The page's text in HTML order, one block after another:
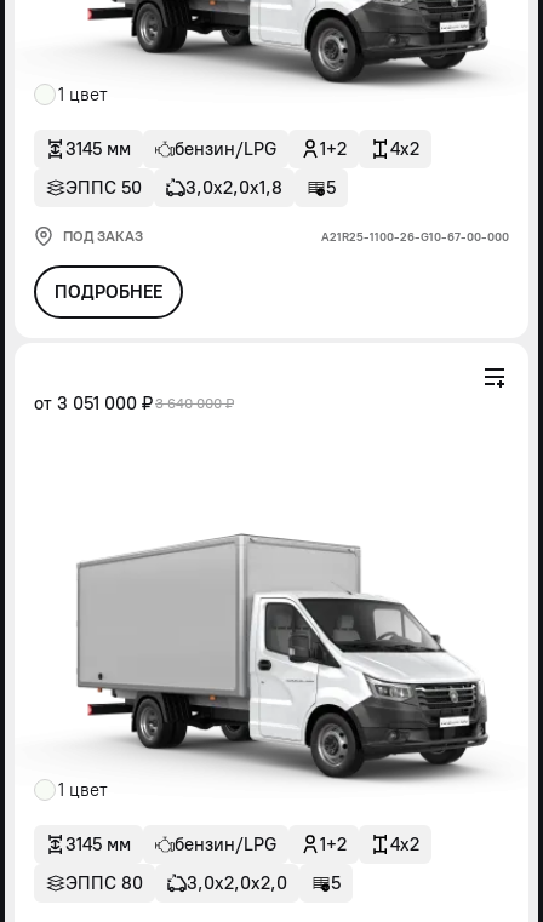
1 цвет
3145 мм бензин/LPG 1+2
4x2
ЭППС 50
3,0х2,0х1,8 5
ПОД ЗАКАЗ А21R25-1100-26-G10-67-00-000
ПОДРОБНЕЕ
от 3 051 000 ₽3 640 000 ₽
1 цвет
3145 мм бензин/LPG 1+2
4x2
ЭППС 80
3,0х2,0х2,0 5